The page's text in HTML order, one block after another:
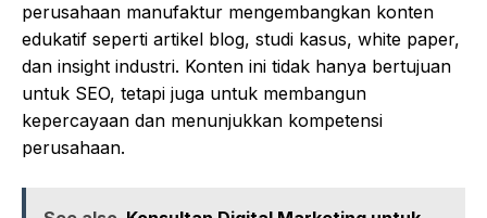
perusahaan manufaktur mengembangkan konten
edukatif seperti artikel blog, studi kasus, white paper,
dan insight industri. Konten ini tidak hanya bertujuan
untuk SEO, tetapi juga untuk membangun
kepercayaan dan menunjukkan kompetensi
perusahaan.